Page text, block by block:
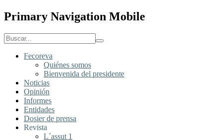
Primary Navigation Mobile
Fecoreva
Quiénes somos
Bienvenida del presidente
Noticias
Opinión
Informes
Entidades
Dosier de prensa
Revista
L´assut 1